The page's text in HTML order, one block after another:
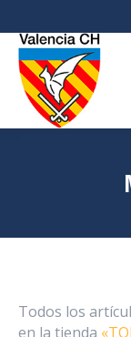
Todos los
en la tienda